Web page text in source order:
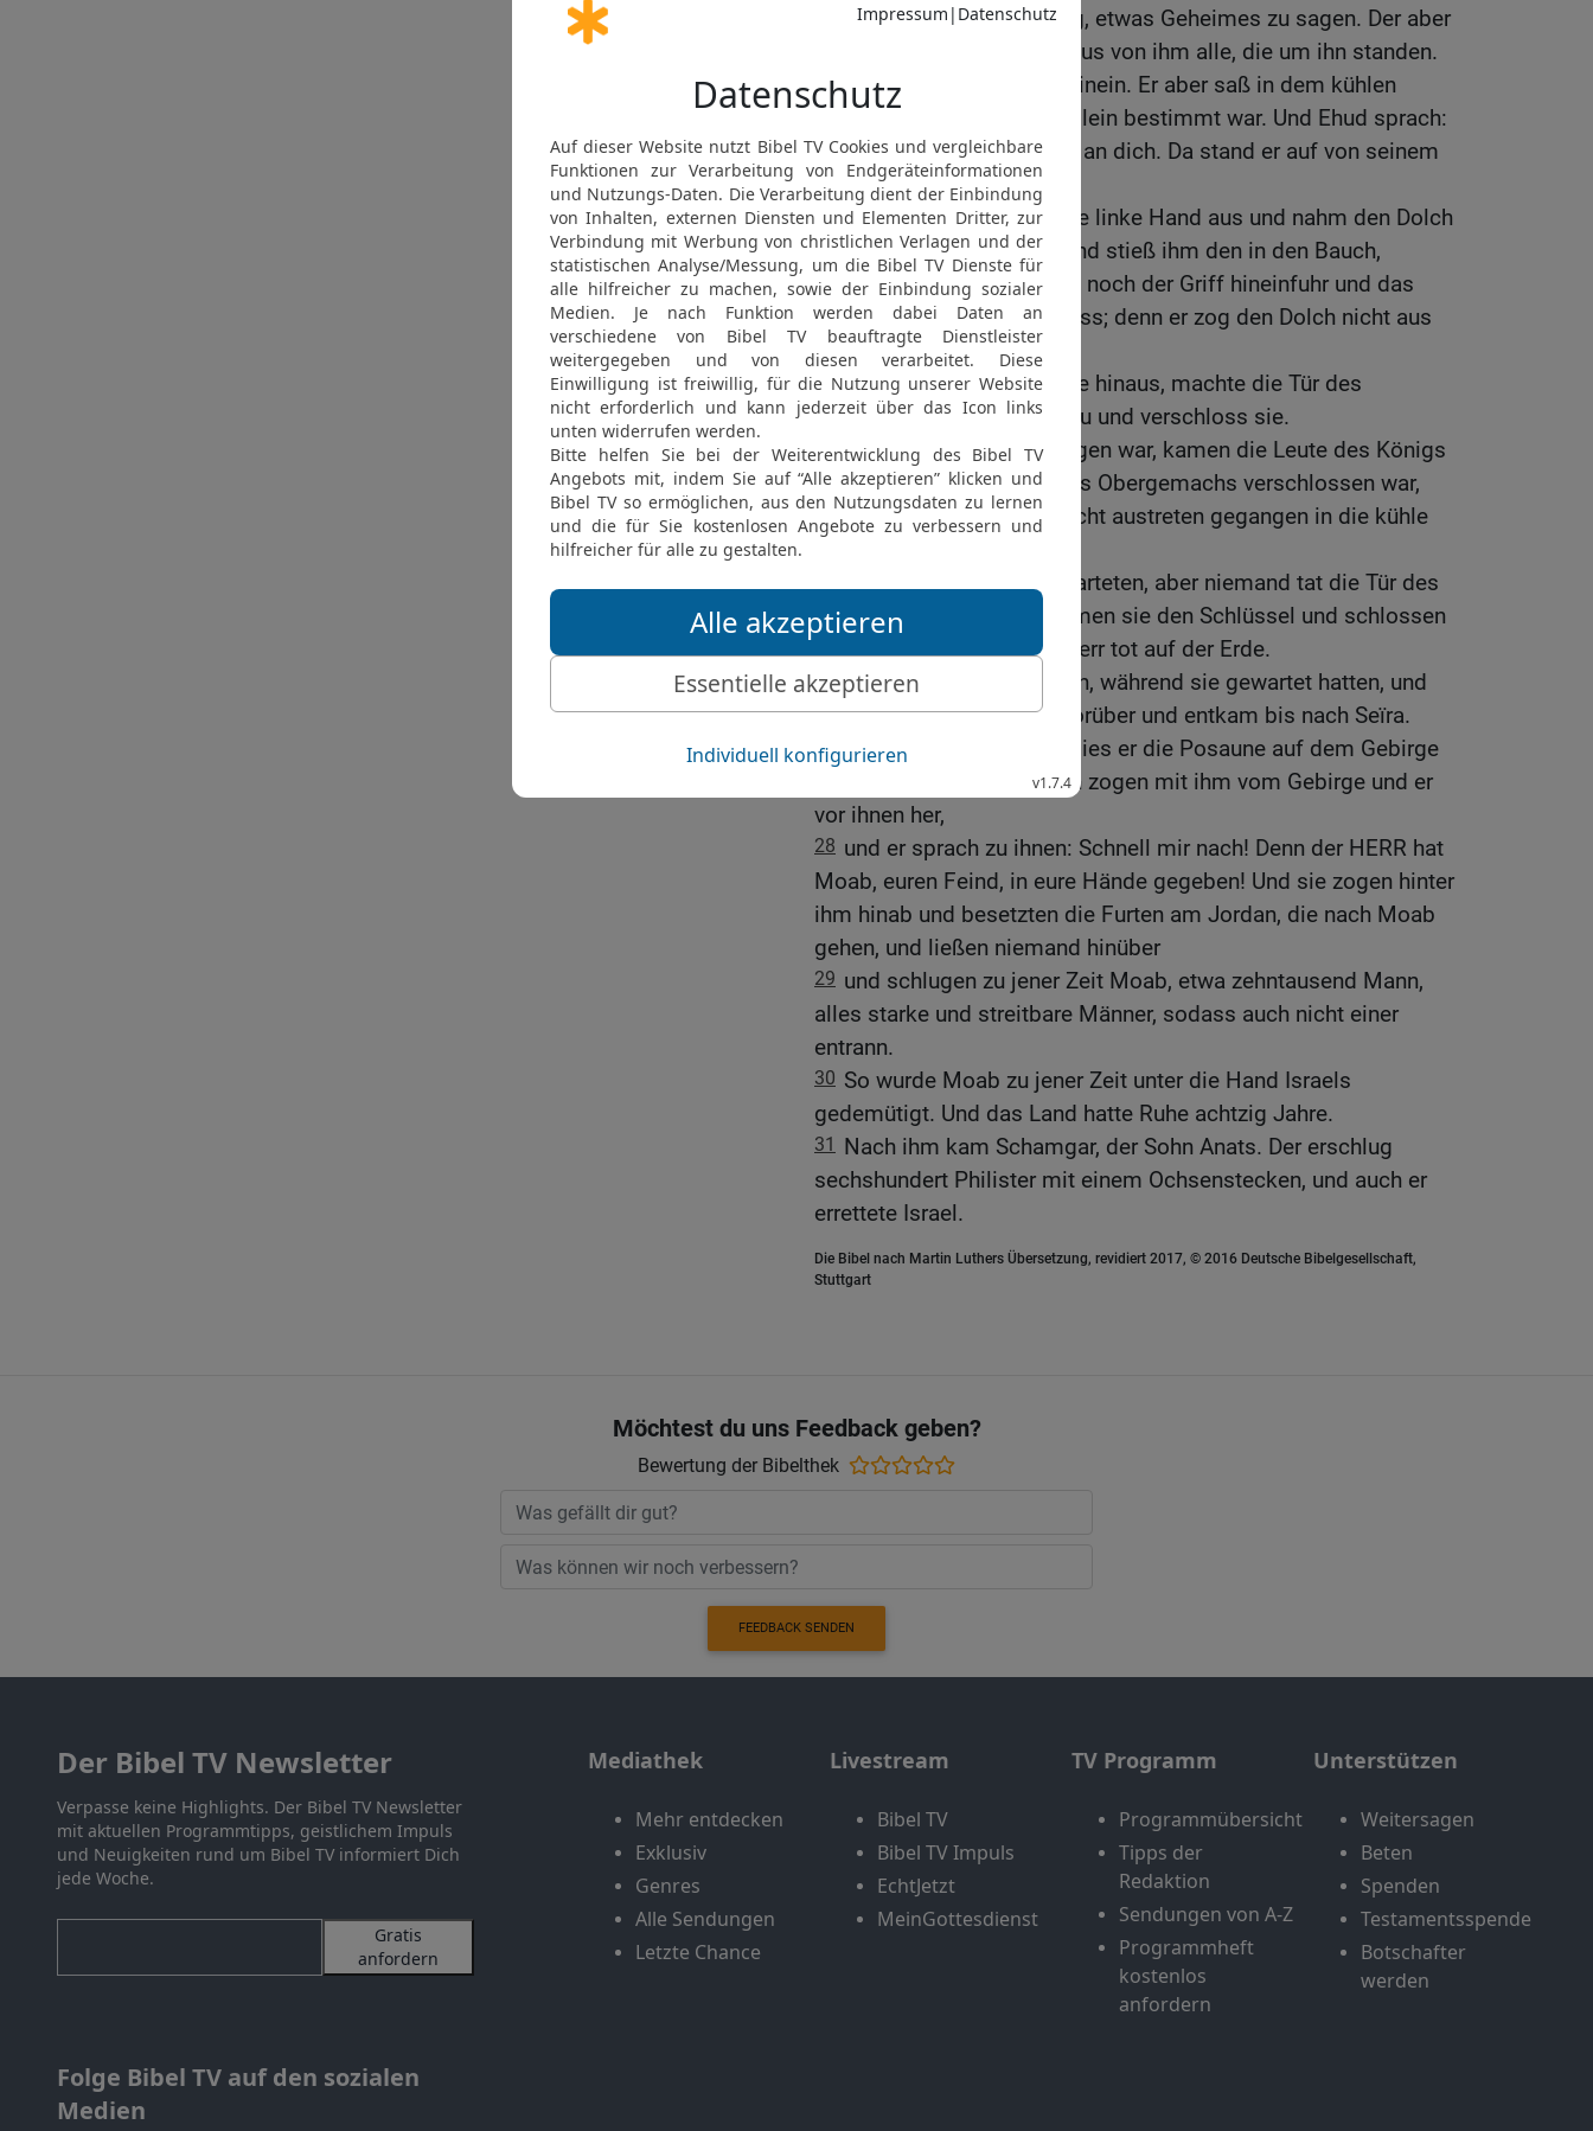
sagte: Ich habe dir, o König, etwas Geheimes zu sagen. Der aber
gebot: Still! Da gingen hinaus von ihm alle, die um ihn standen.
20 Und Ehud kam zu ihm hinein. Er aber saß in dem kühlen
Obergemach, das für ihn allein bestimmt war. Und Ehud sprach:
Ich habe ein Wort von Gott an dich. Da stand er auf von seinem
Thron.
21 Ehud aber streckte seine linke Hand aus und nahm den Dolch
von seiner rechten Hüfte und stieß ihm den in den Bauch,
22
dass nach der Schneide noch der Griff hineinfuhr und das
Fett die Schneide umschloss; denn er zog den Dolch nicht aus
seinem Bauch.
23 Aber Ehud ging zur Halle hinaus, machte die Tür des
Obergemachs hinter sich zu und verschloss sie.
24 Als er nun hinausgegangen war, kamen die Leute des Königs
und sahen, dass die Tür des Obergemachs verschlossen war,
und sprachen: Er ist vielleicht austreten gegangen in die kühle
Und sie warteten und warteten, aber niemand tat die Tür des
Obergemachs auf. Da nahmen sie den Schlüssel und schlossen
auf, und siehe, da lag ihr Herr tot auf der Erde.
26 Ehud aber war entronnen, während sie gewartet hatten, und
ging an den Steinbildern vorüber und entkam bis nach Seïra.
27
Und als er hineinkam, blies er die Posaune auf dem Gebirge
Ephraim. Und die Israeliten zogen mit ihm vom Gebirge und er
vor ihnen her,
28 und er sprach zu ihnen: Schnell mir nach! Denn der HERR hat
Moab, euren Feind, in eure Hände gegeben! Und sie zogen hinter
ihm hinab und besetzten die Furten am Jordan, die nach Moab
gehen, und ließen niemand hinüber
29 und schlugen zu jener Zeit Moab, etwa zehntausend Mann,
alles starke und streitbare Männer, sodass auch nicht einer
entrann.
30 So wurde Moab zu jener Zeit unter die Hand Israels
gedemütigt. Und das Land hatte Ruhe achtzig Jahre.
31 Nach ihm kam Schamgar, der Sohn Anats. Der erschlug
sechshundert Philister mit einem Ochsenstecken, und auch er
errettete Israel.
Die Bibel nach Martin Luthers Übersetzung, revidiert 2017, © 2016 Deutsche Bibelgesellschaft,
Stuttgart
Möchtest du uns Feedback geben?
Bewertung der Bibelthek
FEEDBACK SENDEN
Der Bibel TV Newsletter
Verpasse keine Highlights. Der Bibel TV Newsletter
mit aktuellen Programmtipps, geistlichem Impuls
und Neuigkeiten rund um Bibel TV informiert Dich
jede Woche.
Gratis
anfordern
Folge Bibel TV auf den sozialen
Medien
Mediathek
Mehr entdecken
Exklusiv
Genres
Alle Sendungen
Letzte Chance
Livestream
Bibel TV
Bibel TV Impuls
EchtJetzt
MeinGottesdienst
TV Programm
Programmübersicht
Tipps der
Redaktion
Sendungen von A-Z
Programmheft
kostenlos
anfordern
Unterstützen
Weitersagen
Beten
Spenden
Testamentsspende
Botschafter
werden